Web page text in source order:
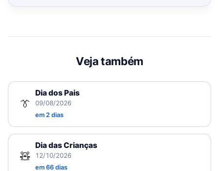
Veja também
👔
Dia dos Pais
09/08/2026
em 2 dias
🧸
Dia das Crianças
12/10/2026
em 66 dias